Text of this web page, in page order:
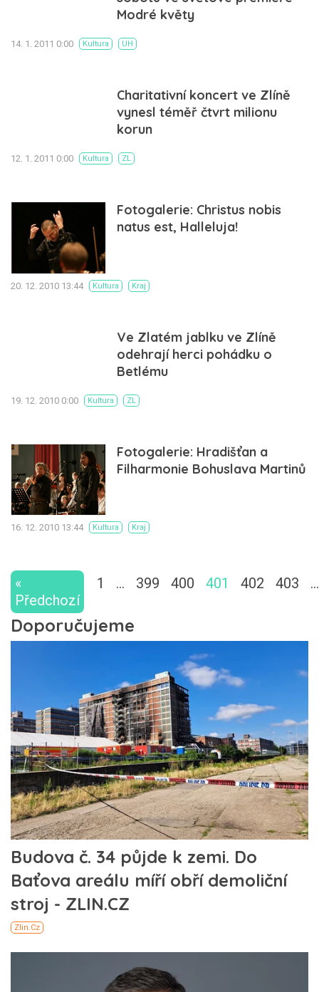
Modré květy
14. 1. 2011 0:00 Kultura UH
Charitativní koncert ve Zlíně
vynesl téměř čtvrt milionu
korun
12. 1. 2011 0:00 Kultura ZL
Fotogalerie: Christus nobis
natus est, Halleluja!
20. 12. 2010 13:44 Kultura Kraj
Ve Zlatém jablku ve Zlíně
odehrají herci pohádku o
Betlému
19. 12. 2010 0:00 Kultura ZL
Fotogalerie: Hradišťan a
Filharmonie Bohuslava Martinů
16. 12. 2010 13:44 Kultura Kraj
«
Předchozí
1 … 399 400 401 402 403 …